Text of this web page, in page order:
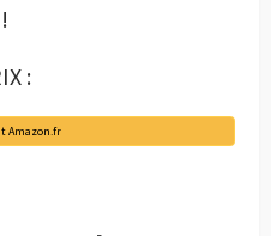
:
Amazon.fr